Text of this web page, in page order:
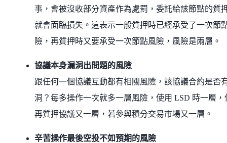
事，會被沒收部分資產作為處罰，委託給該節點的質
就會面臨損失。這表示一般質押時已經承受了一次節
險，再質押時又要承受一次節點風險，風險是兩層。
協議本身漏洞出問題的風險
跟任何一個協議互動都有相關風險，該協議合約是否
洞？每多操作一次就多一層風險，使用 LSD 時一層，
再質押協議又一層，若參與積分交易市場又一層。
辛苦操作最後空投不如預期的風險